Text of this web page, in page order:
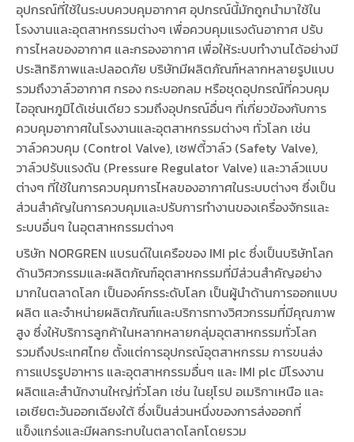
อุปกรณ์ที่ใช้ในระบบควบคุมอากาศ อุปกรณ์นี้มักถูกนำมาใช้ใน
โรงงานและอุตสาหกรรมต่างๆ เพื่อควบคุมแรงดันอากาศ ปรับ
การไหลของอากาศ และกรองอากาศ เพื่อให้ระบบทำงานได้อย่างมี
ประสิทธิภาพและปลอดภัย บริษัทมีผลิตภัณฑ์หลากหลายรูปแบบ
รวมถึงวาล์วอากาศ กรอง กระบอกลม หรือชุดอุปกรณ์ที่ควบคุม
ไออุณหภูมิได้เช่นเดียว รวมถึงอุปกรณ์อื่นๆ ที่เกี่ยวข้องกับการ
ควบคุมอากาศในโรงงานและอุตสาหกรรมต่างๆ ทั่วโลก เช่น
วาล์วควบคุม (Control Valve), เซฟตี้วาล์ว (Safety Valve),
วาล์วปรับแรงดัน (Pressure Regulator Valve) และวาล์วแบบ
ต่างๆ ที่ใช้ในการควบคุมการไหลของอากาศในระบบต่างๆ ซึ่งเป็น
ส่วนสำคัญในการควบคุมและปรับการทำงานของเครื่องจักรและ
ระบบอื่นๆ ในอุตสาหกรรมต่างๆ
บริษัท NORGREN แบรนด์ในเครือของ IMI plc ซึ่งเป็นบริษัทโลก
ด้านวิศวกรรมและผลิตภัณฑ์อุตสาหกรรมที่มีส่วนสำคัญอย่าง
มากในตลาดโลก เป็นองค์กรระดับโลก เป็นผู้นำด้านการออกแบบ
ผลิต และจำหน่ายผลิตภัณฑ์และบริการทางวิศวกรรมที่มีคุณภาพ
สูง ซึ่งให้บริการลูกค้าในหลากหลายกลุ่มอุตสาหกรรมทั่วโลก
รวมถึงประเทศไทย ตั้งแต่การอุปกรณ์อุตสาหกรรม การขนส่ง
การแปรรูปอาหาร และอุตสาหกรรมอื่นๆ และ IMI plc มีโรงงาน
ผลิตและสำนักงานใหญ่ทั่วโลก เช่น ในยุโรป อเมริกาเหนือ และ
เอเชียตะวันออกเฉียงใต้ ซึ่งเป็นส่วนหนึ่งของการส่งออกที่
แข็งแกร่งและมีผลกระทบในตลาดโลกโดยรวม